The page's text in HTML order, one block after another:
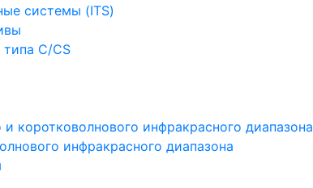
системы (ITS)
C/CS
коротковолнового инфракрасного диапазона
инфракрасного диапазона